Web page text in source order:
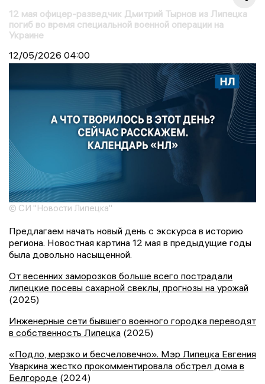
12 мая офицер-разведчик Дмитрий Тырнов из Липецка
погиб во время специальной военной операции на
Украине
12/05/2026 04:00
© СИ "Новости Липецка"
Предлагаем начать новый день с экскурса в историю
региона. Новостная картина 12 мая в предыдущие годы
была довольно насыщенной.
От весенних заморозков больше всего пострадали
липецкие посевы сахарной свеклы, прогнозы на урожай
(2025)
Инженерные сети бывшего военного городка переводят
в собственность Липецка (2025)
«Подло, мерзко и бесчеловечно». Мэр Липецка Евгения
Уваркина жестко прокомментировала обстрел дома в
Белгороде (2024)